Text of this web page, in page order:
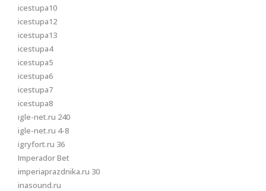
icestupa10
icestupa12
icestupa13
icestupa4
icestupa5
icestupa6
icestupa7
icestupa8
igle-net.ru 240
igle-net.ru 4-8
igryfort.ru 36
Imperador Bet
imperiaprazdnika.ru 30
inasound.ru